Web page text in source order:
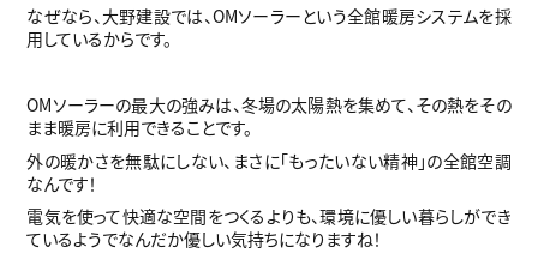
なぜなら、大野建設では、OMソーラーという全館暖房システムを採
用しているからです。
OMソーラーの最大の強みは、冬場の太陽熱を集めて、その熱をその
まま暖房に利用できることです。
外の暖かさを無駄にしない、まさに「もったいない精神」の全館空調
なんです！
電気を使って快適な空間をつくるよりも、環境に優しい暮らしができ
ているようでなんだか優しい気持ちになりますね！